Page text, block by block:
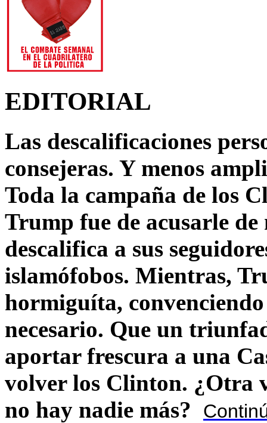
EDITORIAL
Las descalificaciones
consejeras. Y menos
Toda la campaña de los
Trump fue de acusarle
descalifica a sus
islamófobos. Mientras,
hormiguíta,
necesario. Que un
aportar frescura a una
volver los Clinton. ¿Otra
no hay nadie más?